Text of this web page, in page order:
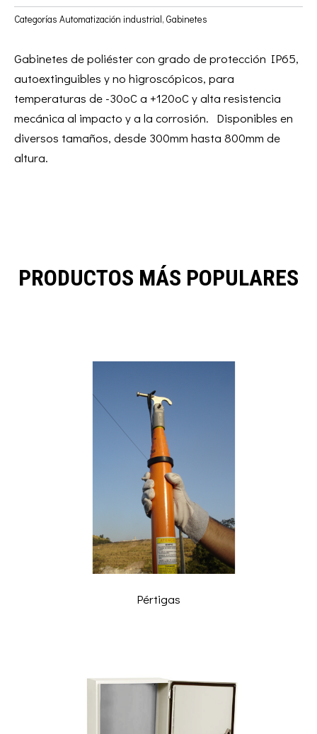
Categorías Automatización industrial, Gabinetes
Gabinetes de poliéster con grado de protección IP65,
autoextinguibles y no higroscópicos, para
temperaturas de -30oC a +120oC y alta resistencia
mecánica al impacto y a la corrosión. Disponibles en
diversos tamaños, desde 300mm hasta 800mm de
altura.
PRODUCTOS MÁS POPULARES
Pértigas